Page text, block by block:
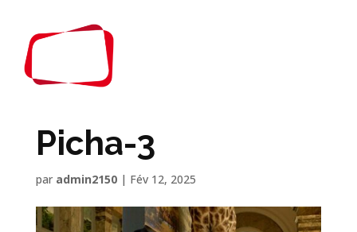
Picha-3
par admin2150| Fév 12, 2025